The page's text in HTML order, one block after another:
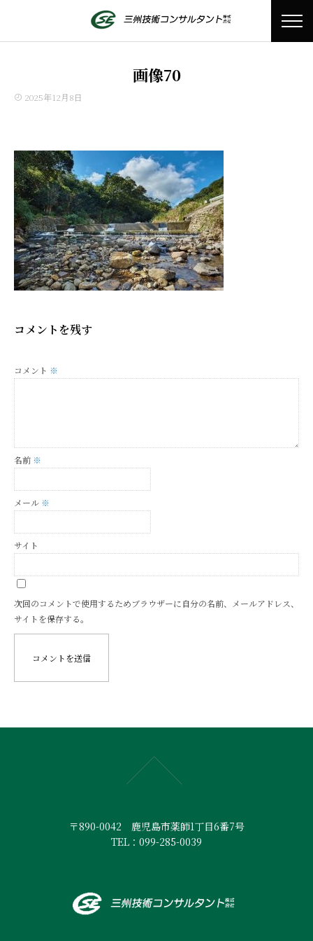
画像70
2025年12月8日
コメントを残す
コメント ※
名前 ※
メール ※
サイト
次回のコメントで使用するためブラウザーに自分の名前、メールアドレス、
サイトを保存する。
〒890-0042 鹿児島市薬師1丁目6番7号
TEL：099-285-0039